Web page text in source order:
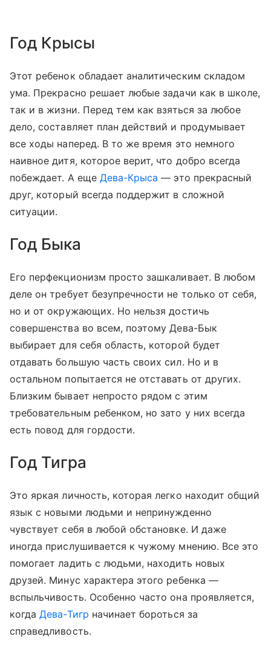
Год Крысы
Этот ребенок обладает аналитическим складом
ума. Прекрасно решает любые задачи как в школе,
так и в жизни. Перед тем как взяться за любое
дело, составляет план действий и продумывает
все ходы наперед. В то же время это немного
наивное дитя, которое верит, что добро всегда
побеждает. А еще Дева-Крыса — это прекрасный
друг, который всегда поддержит в сложной
ситуации.
Год Быка
Его перфекционизм просто зашкаливает. В любом
деле он требует безупречности не только от себя,
но и от окружающих. Но нельзя достичь
совершенства во всем, поэтому Дева-Бык
выбирает для себя область, которой будет
отдавать большую часть своих сил. Но и в
остальном попытается не отставать от других.
Близким бывает непросто рядом с этим
требовательным ребенком, но зато у них всегда
есть повод для гордости.
Год Тигра
Это яркая личность, которая легко находит общий
язык с новыми людьми и непринужденно
чувствует себя в любой обстановке. И даже
иногда прислушивается к чужому мнению. Все это
помогает ладить с людьми, находить новых
друзей. Минус характера этого ребенка —
вспыльчивость. Особенно часто она проявляется,
когдаДева-Тигр начинает бороться за
справедливость.